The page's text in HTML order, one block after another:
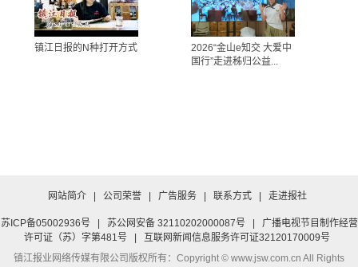
镇江日报的N种打开方式
2026“金山e知交 大爱中
国行”走进秭归公益...
网站简介 | 公司荣誉 | 广告服务 | 联系方式 | 走进报社
苏ICP备05002936号 | 苏公网安备 32110202000087号 |
广播电视节目制作经营
许可证（苏）字第481号
|
互联网新闻信息服务许可证32120170009号
镇江报业网络传媒有限公司版权所有：Copyright © www.jsw.com.cn All Rights